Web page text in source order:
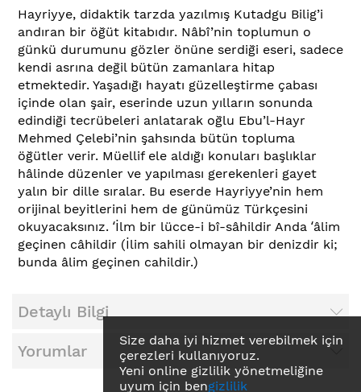
Size daha iyi hizmet verebilmek için
çerezleri kullanıyoruz.
Yeni online gizlilik yönetmeliğine
uyum için bengizlilik
Hayriyye, didaktik tarzda yazılmış Kutadgu Bilig’i
andıran bir öğüt kitabıdır. Nâbî’nin toplumun o
günkü durumunu gözler önüne serdiği eseri, sadece
kendi asrına değil bütün zamanlara hitap
etmektedir. Yaşadığı hayatı güzelleştirme çabası
içinde olan şair, eserinde uzun yılların sonunda
edindiği tecrübeleri anlatarak oğlu Ebu’l-Hayr
Mehmed Çelebi’nin şahsında bütün topluma
öğütler verir. Müellif ele aldığı konuları başlıklar
hâlinde düzenler ve yapılması gerekenleri gayet
yalın bir dille sıralar. Bu eserde Hayriyye’nin hem
orijinal beyitlerini hem de günümüz Türkçesini
okuyacaksınız. ʻİlm bir lücce-i bî-sâhildir Anda ʻâlim
geçinen câhildir (İlim sahili olmayan bir denizdir ki;
bunda âlim geçinen cahildir.)
Detaylı Bilgi
Yorumlar